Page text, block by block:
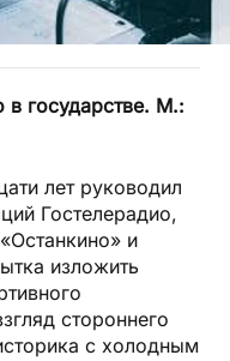
в государстве. М.:
лет руководил
Гостелерадио,
и
изложить
стороннего
с холодным